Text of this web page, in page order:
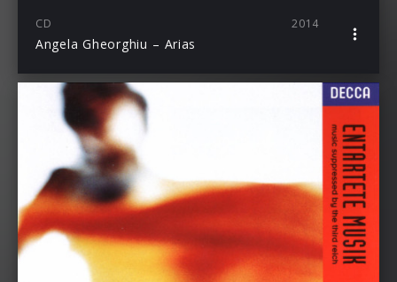
CD 2014
Angela Gheorghiu – Arias